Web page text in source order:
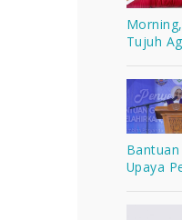
Tujuh
Upaya